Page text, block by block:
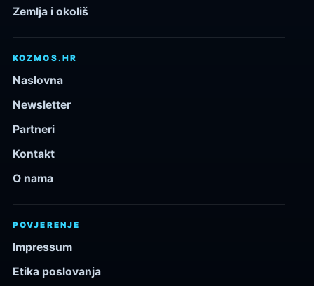
Zemlja i okoliš
KOZMOS.HR
Naslovna
Newsletter
Partneri
Kontakt
O nama
POVJERENJE
Impressum
Etika poslovanja